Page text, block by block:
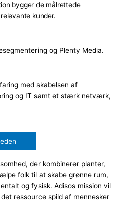
bygger de målrettede
kunder.
og Plenty Media.
med skabelsen af
og IT samt et stærk netværk,
der kombinerer planter,
folk til at skabe grønne rum,
og fysisk. Adisos mission vil
ressource spild af mennesker